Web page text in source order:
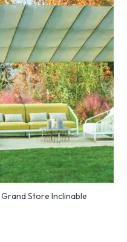
Store Inclinable